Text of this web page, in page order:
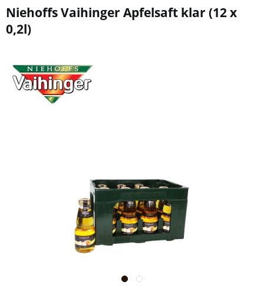
Niehoffs Vaihinger Apfelsaft klar (12 x
0,2l)